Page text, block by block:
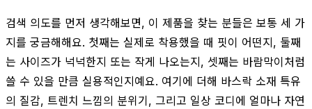
검색 의도를 먼저 생각해보면, 이 제품을 찾는 분들은 보통 세 가
지를 궁금해해요. 첫째는 실제로 착용했을 때 핏이 어떤지, 둘째
는 사이즈가 넉넉한지 또는 작게 나오는지, 셋째는 바람막이처럼
쓸 수 있을 만큼 실용적인지예요. 여기에 더해 바스락 소재 특유
의 질감, 트렌치 느낌의 분위기, 그리고 일상 코디에 얼마나 자연